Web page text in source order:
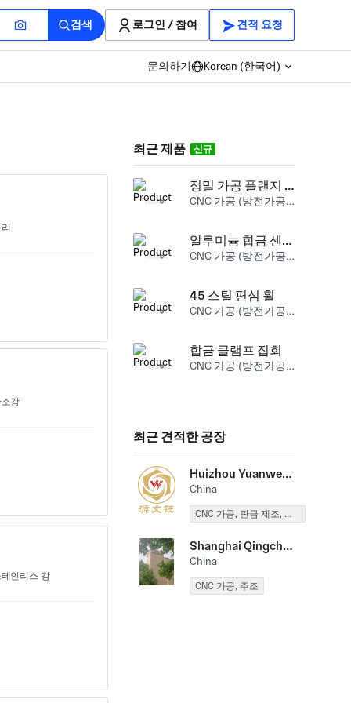
검색 로그인 / 참여 견적 요청
문의하기 Korean (한국어)
강
인리스 강
최근 제품 신규
정밀 가공 플랜지 샤프트 어댑터
CNC 가공 (방전가공) 도구강
알루미늄 합금 센서 하우징
CNC 가공 (방전가공) 알루미늄
45 스틸 편심 휠
CNC 가공 (방전가공) 탄소강
합금 클램프 집회
CNC 가공 (방전가공) 알루미늄
최근 견적한 공장
Huizhou Yuanwenyu Precision Components Co., LTD
China
CNC 가공, 판금 제조, 신속한 프로토 타입
Shanghai Qingcheng Industrial Co., LTD
China
CNC 가공, 주조